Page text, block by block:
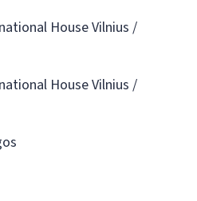
House Vilnius /
House Vilnius /